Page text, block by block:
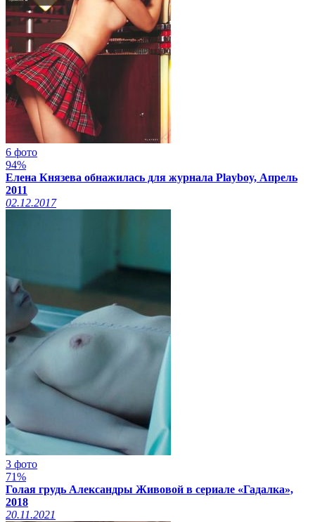
6 фото
94%
Елена Князева обнажилась для журнала Playboy, Апрель
2011
02.12.2017
3 фото
71%
Голая грудь Александры Живовой в сериале «Гадалка»,
2018
20.11.2021